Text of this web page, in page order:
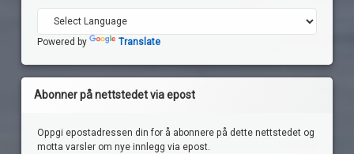
Powered by Translate
Abonner på nettstedet via epost
Oppgi epostadressen din for å abonnere på dette nettstedet og
motta varsler om nye innlegg via epost.